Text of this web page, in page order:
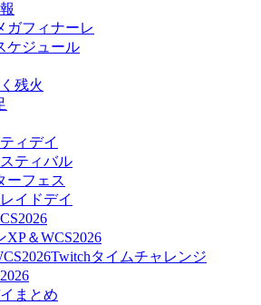
ガフィナーレ
ケジュール
残火
ィデイ
ティバル
ーフェス
イドデイ
XP＆WCS2026
タイムチャレンジ
まとめ